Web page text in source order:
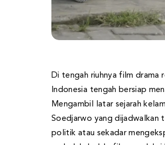
Di tengah riuhnya film drama
Indonesia tengah bersiap
Mengambil latar sejarah
Soedjarwo yang dijadwalkan
politik atau sekadar